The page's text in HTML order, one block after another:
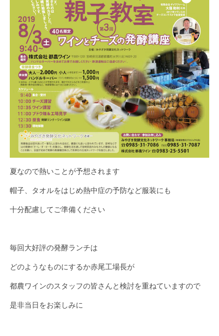
夏なので熱いことが予想されます
帽子、タオルをはじめ熱中症の予防など服装にも
十分配慮してご準備ください
毎回大好評の発酵ランチは
どのようなものにするか赤尾工場長が
都農ワインのスタッフの皆さんと検討を重ねていますので
是非当日をお楽しみに